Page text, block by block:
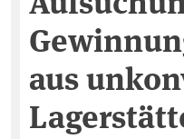
aus